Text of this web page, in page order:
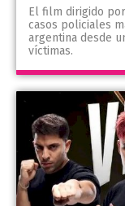
El film dirigido
casos policiales
argentina desde
víctimas.